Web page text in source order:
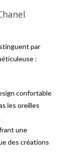
par
:
confortable
les oreilles
une
des créations